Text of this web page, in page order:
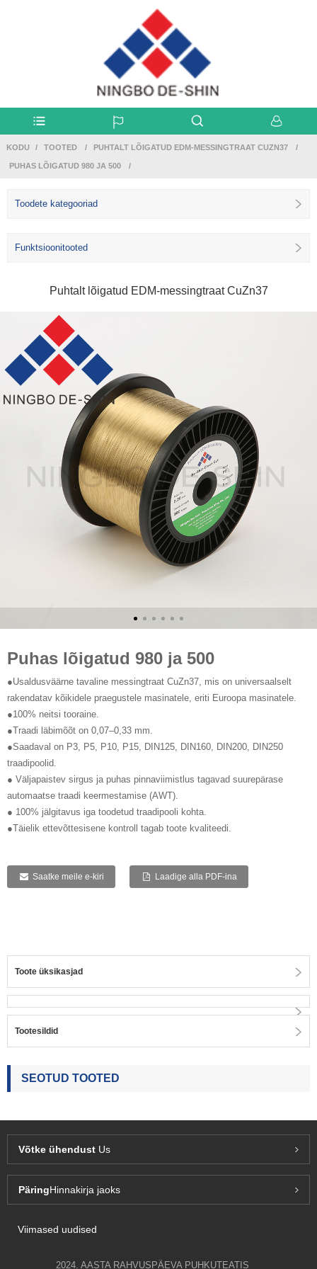
KODU TOOTED PUHTALT LÕIGATUD EDM-MESSINGTRAAT CUZN37
PUHAS LÕIGATUD 980 JA 500
Toodete kategooriad
Funktsioonitooted
Puhtalt lõigatud EDM-messingtraat CuZn37
Puhas lõigatud 980 ja 500
●Usaldusväärne tavaline messingtraat CuZn37, mis on universaalselt
rakendatav kõikidele praegustele masinatele, eriti Euroopa masinatele.
●100% neitsi tooraine.
●Traadi läbimõõt on 0,07–0,33 mm.
●Saadaval on P3, P5, P10, P15, DIN125, DIN160, DIN200, DIN250
traadipoolid.
● Väljapaistev sirgus ja puhas pinnaviimistlus tagavad suurepärase
automaatse traadi keermestamise (AWT).
● 100% jälgitavus iga toodetud traadipooli kohta.
●Täielik ettevõttesisene kontroll tagab toote kvaliteedi.
Saatke meile e-kiri Laadige alla PDF-ina
Toote üksikasjad
Tootesildid
SEOTUD TOOTED
Võtke ühendust Us
PäringHinnakirja jaoks
Viimased uudised
2024. AASTA RAHVUSPÄEVA PUHKUTEATIS